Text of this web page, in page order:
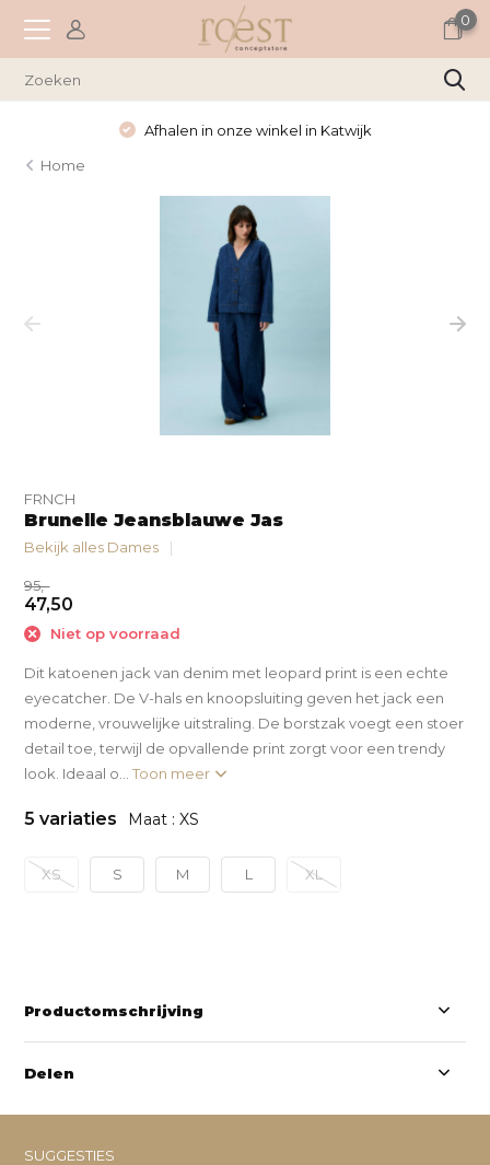
0
Afhalen in onze winkel in Katwijk
Home
FRNCH
Brunelle Jeansblauwe Jas
Bekijk alles Dames
95,-
47,50
Niet op voorraad
Dit katoenen jack van denim met leopard print is een echte
eyecatcher. De V-hals en knoopsluiting geven het jack een
moderne, vrouwelijke uitstraling. De borstzak voegt een stoer
detail toe, terwijl de opvallende print zorgt voor een trendy
look. Ideaal o...Toon meer
5 variaties Maat : XS
XS S M L XL
Productomschrijving
Delen
SUGGESTIES